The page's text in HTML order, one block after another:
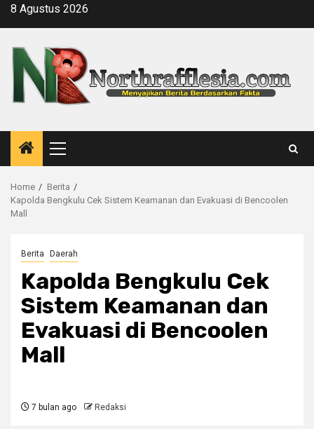
Skip8 Agustus 2026
Primary
Menu
Home
Berita
Kapolda Bengkulu Cek Sistem Keamanan dan Evakuasi di Bencoolen
Mall
Berita Daerah
Kapolda Bengkulu Cek
Sistem Keamanan dan
Evakuasi di Bencoolen
Mall
7 bulan ago Redaksi